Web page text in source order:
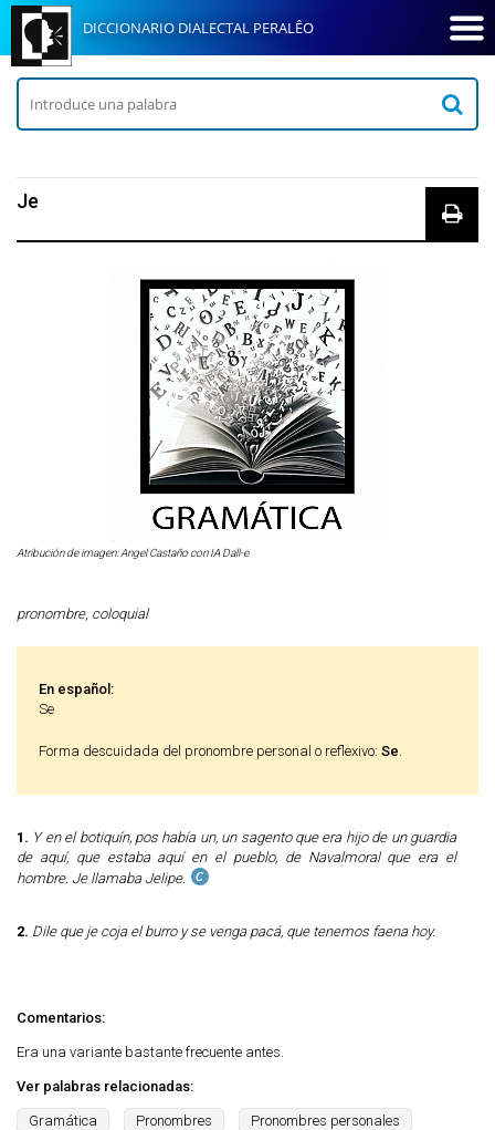
DICCIONARIO DIALECTAL PERALÊO
Je
Atribución de imagen: Angel Castaño con IA Dall-e
pronombre, coloquial
En español:
Se
Forma descuidada del pronombre personal o reflexivo: Se.
1. Y en el botiquín, pos había un, un sagento que era hijo de un guardia
de aquí, que estaba aquí en el pueblo, de Navalmoral que era el
hombre. Je llamaba Jelipe.
2. Dile que je coja el burro y se venga pacá, que tenemos faena hoy.
Comentarios:
Era una variante bastante frecuente antes.
Ver palabras relacionadas:
Gramática Pronombres Pronombres personales